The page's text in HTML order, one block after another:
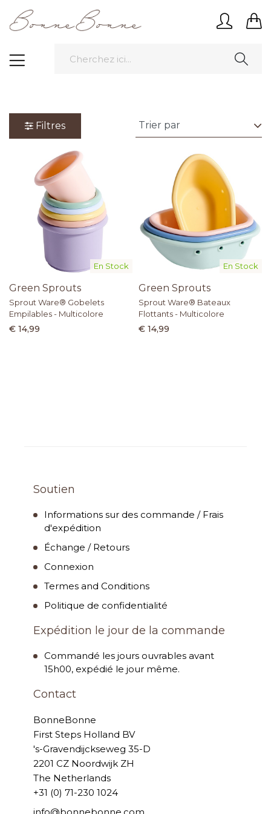
Filtres
En Stock
Green Sprouts
Sprout Ware® Gobelets
Empilables - Multicolore
€ 14,99
En Stock
Green Sprouts
Sprout Ware® Bateaux
Flottants - Multicolore
€ 14,99
Soutien
Informations sur des commande / Frais
d'expédition
Échange / Retours
Connexion
Termes and Conditions
Politique de confidentialité
Expédition le jour de la commande
Commandé les jours ouvrables avant
15h00, expédié le jour même.
Contact
BonneBonne
First Steps Holland BV
's-Gravendijckseweg 35-D
2201 CZ Noordwijk ZH
The Netherlands
+31 (0) 71-230 1024